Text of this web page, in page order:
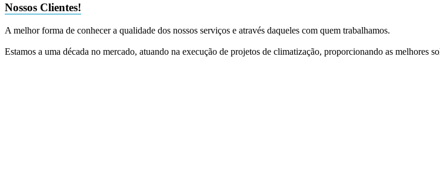
Nossos Clientes!
A melhor forma de conhecer a qualidade dos nossos serviços e através daqueles com quem trabalhamos.
Estamos a uma década no mercado, atuando na execução de projetos de climatização, proporcionando as melhores